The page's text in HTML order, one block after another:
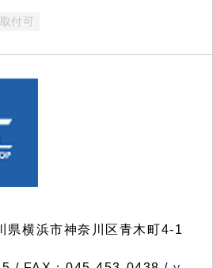
付可
横浜市神奈川区青木町4-1